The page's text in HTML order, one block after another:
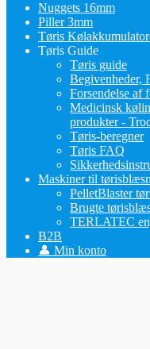
Nuggets 16mm
Piller 3mm
Tøris
Tøris Guide
Tøris guide
Begivenheder,
Forsendelse af
Medicinsk
produkter -
Tøris-beregner
Tøris FAQ
Maskiner til
PelletBlaster
Brugte
TERLATEC
B2B
👤 Min konto